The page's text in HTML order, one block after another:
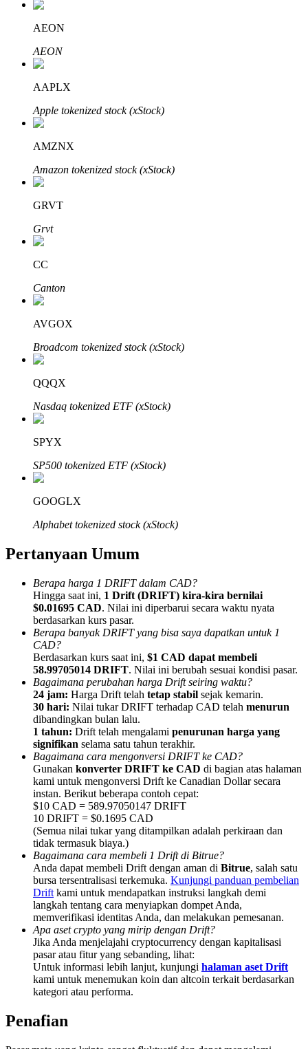
Investasi Otomatis
Raih keuntungan jangka panjang dan kepentingan fleksibel
Pelajari Staking
Pelajari tentang mendapatkan penghasilan pasif
Mitra Bitrue
Afiliasi Bitrue
Hingga 65% Komisi!
Referensi
Undang teman untuk mendapatkan imbalan tunai
Deposit CASHCAT & Win
Deposit CASHCAT & Win
Share 500000 CASHCAT prize pool
Exclusive for BitMart Users
Register & Trade to Win 500,000 USDT
AEON
AEON
AAPLX
Apple tokenized stock (xStock)
AMZNX
Amazon tokenized stock (xStock)
GRVT
Grvt
CC
Canton
AVGOX
Broadcom tokenized stock (xStock)
QQQX
Nasdaq tokenized ETF (xStock)
SPYX
SP500 tokenized ETF (xStock)
GOOGLX
Alphabet tokenized stock (xStock)
Pertanyaan Umum
Berapa harga 1 DRIFT dalam CAD?
Hingga saat ini, 1 Drift (DRIFT) kira-kira bernilai
$0.01695 CAD. Nilai ini diperbarui secara waktu nyata
berdasarkan kurs pasar.
Berapa banyak DRIFT yang bisa saya dapatkan untuk 1
CAD?
Berdasarkan kurs saat ini, $1 CAD dapat membeli
58.99705014 DRIFT. Nilai ini berubah sesuai kondisi pasar.
Bagaimana perubahan harga Drift seiring waktu?
24 jam: Harga Drift telah tetap stabil sejak kemarin.
30 hari: Nilai tukar DRIFT terhadap CAD telah menurun
dibandingkan bulan lalu.
1 tahun: Drift telah mengalami penurunan harga yang
signifikan selama satu tahun terakhir.
Bagaimana cara mengonversi DRIFT ke CAD?
Gunakan konverter DRIFT ke CAD di bagian atas halaman
kami untuk mengonversi Drift ke Canadian Dollar secara
instan. Berikut beberapa contoh cepat:
$10 CAD = 589.97050147 DRIFT
10 DRIFT = $0.1695 CAD
(Semua nilai tukar yang ditampilkan adalah perkiraan dan
tidak termasuk biaya.)
Bagaimana cara membeli 1 Drift di Bitrue?
Anda dapat membeli Drift dengan aman di Bitrue, salah satu
bursa tersentralisasi terkemuka. Kunjungi panduan pembelian
Drift kami untuk mendapatkan instruksi langkah demi
langkah tentang cara menyiapkan dompet Anda,
memverifikasi identitas Anda, dan melakukan pemesanan.
Apa aset crypto yang mirip dengan Drift?
Jika Anda menjelajahi cryptocurrency dengan kapitalisasi
pasar atau fitur yang sebanding, lihat:
Untuk informasi lebih lanjut, kunjungi halaman aset Drift
kami untuk menemukan koin dan altcoin terkait berdasarkan
kategori atau performa.
Penafian